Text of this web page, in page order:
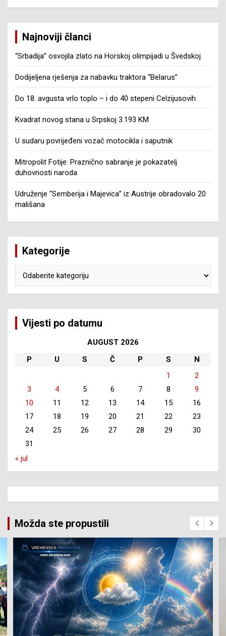
Najnoviji članci
“Srbadija” osvojila zlato na Horskoj olimpijadi u Švedskoj
Dodijeljena rješenja za nabavku traktora “Belarus”
Do 18. avgusta vrlo toplo – i do 40 stepeni Celzijusovih
Kvadrat novog stana u Srpskoj 3.193 KM
U sudaru povrijeđeni vozač motocikla i saputnik
Mitropolit Fotije: Praznično sabranje je pokazatelj
duhovnosti naroda
Udruženje “Semberija i Majevica” iz Austrije obradovalo 20
mališana
Kategorije
Vijesti po datumu
AUGUST 2026
P
U S Č P S
N
1
2
3
4 5 6 7 8
9
10
11 12 13 14 15
16
17
18 19 20 21 22
23
24
25 26 27 28 29
30
31
« jul
Možda ste propustili